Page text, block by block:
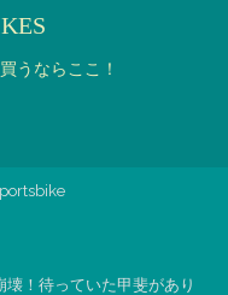
うならここ！
！待っていた甲斐があり